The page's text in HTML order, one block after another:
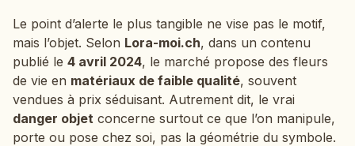
Le point d’alerte le plus tangible ne vise pas le motif,
mais l’objet. Selon Lora-moi.ch, dans un contenu
publié le 4 avril 2024, le marché propose des fleurs
de vie en matériaux de faible qualité, souvent
vendues à prix séduisant. Autrement dit, le vrai
danger objet concerne surtout ce que l’on manipule,
porte ou pose chez soi, pas la géométrie du symbole.